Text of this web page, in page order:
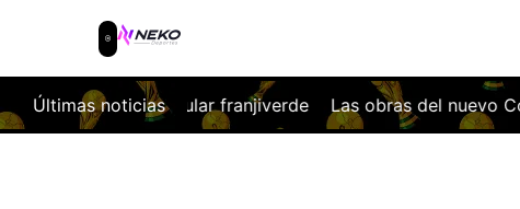
Últimas noticias
franjiverde Las obras del nuevo Coliseum ya cambian